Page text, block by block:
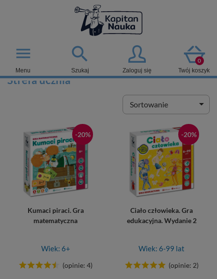

Szukaj Zaloguj się
0
Twój koszyk
menu
Menu
Strefa ucznia
Sortowanie 
-20%
Kumaci piraci. Gra
matematyczna
Wiek: 6+
(opinie: 4)
-20%
Ciało człowieka. Gra
edukacyjna. Wydanie 2
Wiek: 6-99 lat
(opinie: 2)